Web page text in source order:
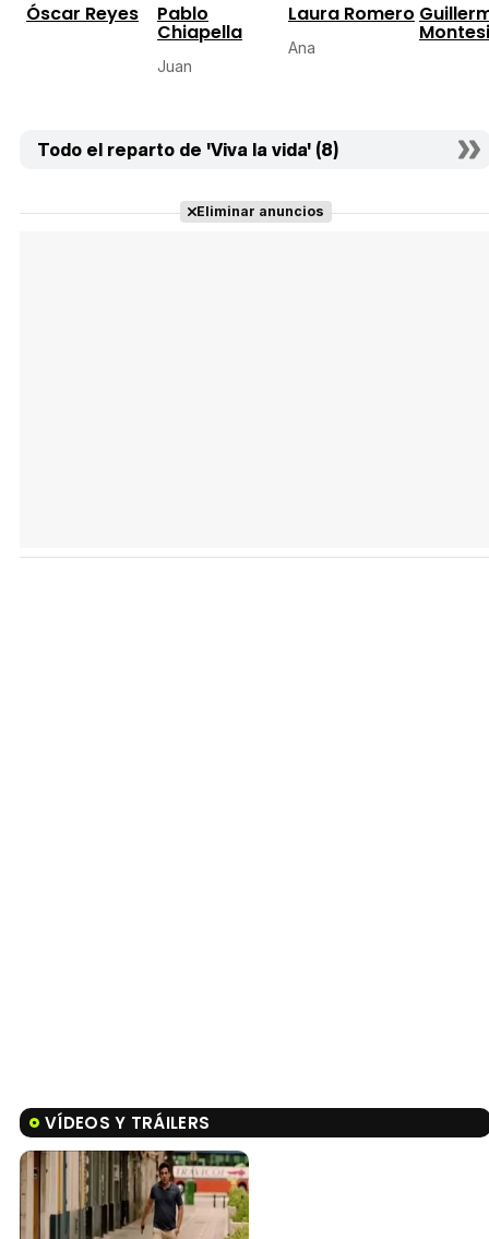
Óscar Reyes Pablo
Chiapella
Juan
Laura Romero
Ana
Todo el reparto de 'Viva la vida' (8)
Eliminar anuncios
VÍDEOS Y TRÁILERS